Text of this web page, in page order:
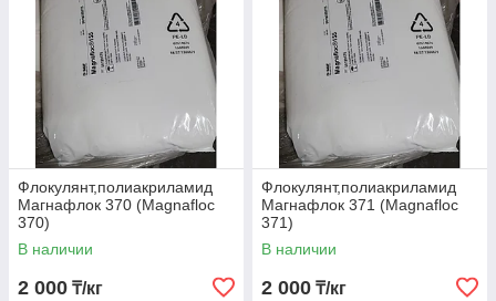
Флокулянт,полиакриламид
Магнафлок 370 (Magnafloc
370)
В наличии
2 000 ₸/кг
Флокулянт,полиакриламид
Магнафлок 371 (Magnafloc
371)
В наличии
2 000 ₸/кг